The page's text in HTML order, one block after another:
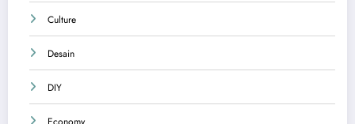
Culture
Desain
DIY